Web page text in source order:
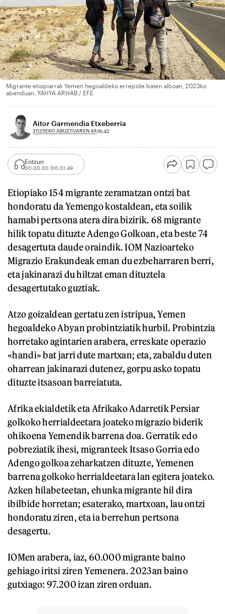
Migrante etiopiarrak Yemen hegoaldeko errepide baten alboan, 2023ko
abenduan. YAHYA ARHAB / EFE
Aitor Garmendia Etxeberria
2025EKO ABUZTUAREN 4A15:42
Entzun
00:00:00 00:01:49
Etiopiako 154 migrante zeramatzan ontzi bat
hondoratu da Yemengo kostaldean, eta soilik
hamabi pertsona atera dira bizirik. 68 migrante
hilik topatu dituzte Adengo Golkoan, eta beste 74
desagertuta daude oraindik. IOM Nazioarteko
Migrazio Erakundeak eman du ezbeharraren berri,
eta jakinarazi du hiltzat eman dituztela
desagertutako guztiak.
Atzo goizaldean gertatu zen istripua, Yemen
hegoaldeko Abyan probintziatik hurbil. Probintzia
horretako agintarien arabera, erreskate operazio
«handi» bat jarri dute martxan; eta, zabaldu duten
oharrean jakinarazi dutenez, gorpu asko topatu
dituzte itsasoan barreiatuta.
Afrika ekialdetik eta Afrikako Adarretik Persiar
golkoko herrialdeetara joateko migrazio biderik
ohikoena Yemendik barrena doa. Gerratik edo
pobreziatik ihesi, migranteek Itsaso Gorria edo
Adengo golkoa zeharkatzen dituzte, Yemenen
barrena golkoko herrialdeetara lan egitera joateko.
Azken hilabeteetan, ehunka migrante hil dira
ibilbide horretan; esaterako, martxoan, lau ontzi
hondoratu ziren, eta ia berrehun pertsona
desagertu.
IOMen arabera, iaz, 60.000 migrante baino
gehiago iritsi ziren Yemenera. 2023an baino
gutxiago: 97.200 izan ziren orduan.